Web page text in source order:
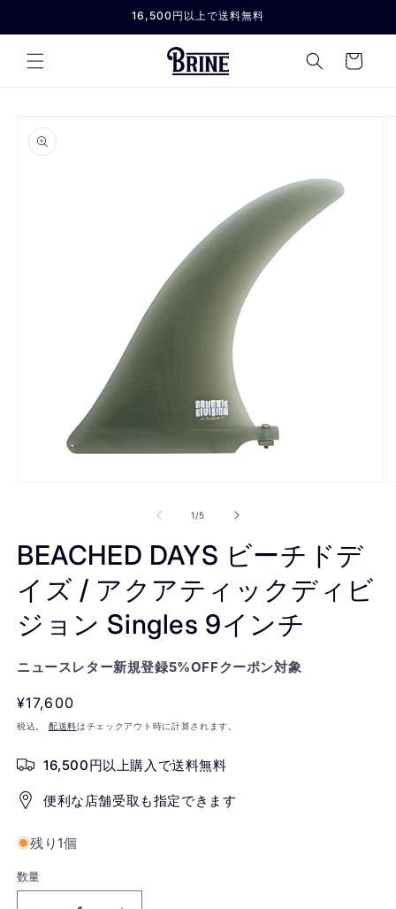
進む
16,500円以上で送料無料
カ
ー
報にス
キップ
で
メ
デ
ア
(1)
開
1/の
5
BEACHED DAYS ビーチドデ
イズ / アクアティックディビ
ジョン Singles 9インチ
ニュースレター新規登録5%OFFクーポン対象
通
常
格
¥17,600
税込。 配送料はチェックアウト時に計算されます。
16,500円以上購入で送料無料
便利な店舗受取も指定できます
残り1個
数量